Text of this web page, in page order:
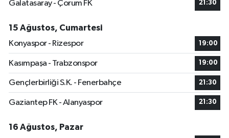
Galatasaray - Çorum FK
21:30
15 Ağustos, Cumartesi
Konyaspor - Rizespor
19:00
Kasımpaşa - Trabzonspor 19:00
Gençlerbirliği S.K. - Fenerbahçe 21:30
Gaziantep FK - Alanyaspor 21:30
16 Ağustos, Pazar